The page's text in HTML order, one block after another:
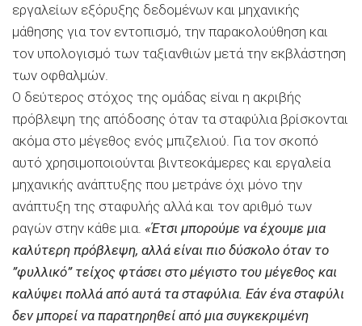
εργαλείων εξόρυξης δεδομένων και μηχανικής
μάθησης για τον εντοπισμό, την παρακολούθηση και
τον υπολογισμό των ταξιανθιών μετά την εκβλάστηση
των οφθαλμών.
Ο δεύτερος στόχος της ομάδας είναι η ακριβής
πρόβλεψη της απόδοσης όταν τα σταφύλια βρίσκονται
ακόμα στο μέγεθος ενός μπιζελιού. Για τον σκοπό
αυτό χρησιμοποιούνται βιντεοκάμερες και εργαλεία
μηχανικής ανάπτυξης που μετράνε όχι μόνο την
ανάπτυξη της σταφυλής αλλά και τον αριθμό των
ραγών στην κάθε μια. «Έτσι μπορούμε να έχουμε μια
καλύτερη πρόβλεψη, αλλά είναι πιο δύσκολο όταν το
”φυλλικό” τείχος φτάσει στο μέγιστο του μέγεθος και
καλύψει πολλά από αυτά τα σταφύλια. Εάν ένα σταφύλι
δεν μπορεί να παρατηρηθεί από μια συγκεκριμένη